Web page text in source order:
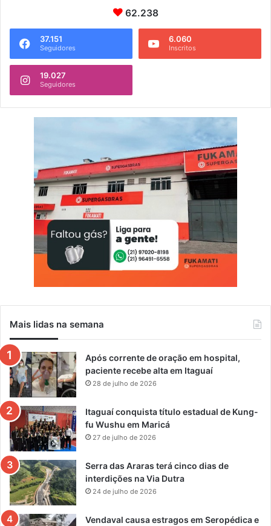
62.238
37.151
Seguidores
6.060
Inscritos
19.027
Seguidores
Mais lidas na semana
Após corrente de oração em hospital,
paciente recebe alta em Itaguaí
28 de julho de 2026
Itaguaí conquista título estadual de Kung-
fu Wushu em Maricá
27 de julho de 2026
Serra das Araras terá cinco dias de
interdições na Via Dutra
24 de julho de 2026
Vendaval causa estragos em Seropédica e